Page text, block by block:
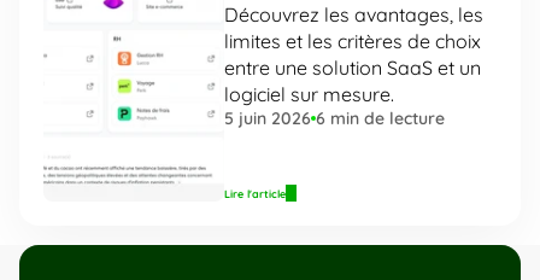
Découvrez les avantages, les
limites et les critères de choix
entre une solution SaaS et un
logiciel sur mesure.
5 juin 2026 6 min de lecture
Lire l'article